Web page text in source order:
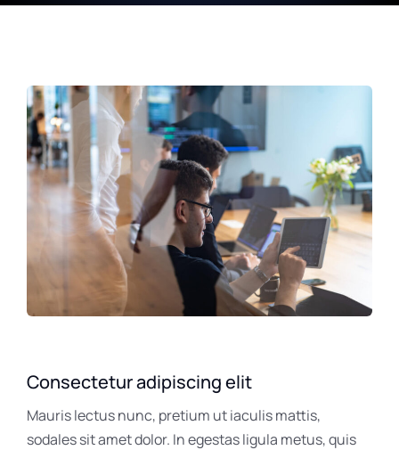
Consectetur adipiscing elit
Mauris lectus nunc, pretium ut iaculis mattis,
sodales sit amet dolor. In egestas ligula metus, quis